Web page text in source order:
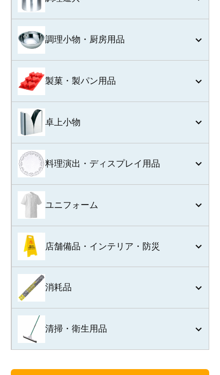
調理小物・厨房用品
製菓・製パン用品
卓上小物
料理演出・ディスプレイ用品
ユニフォーム
店舗備品・インテリア・防災
消耗品
清掃・衛生用品